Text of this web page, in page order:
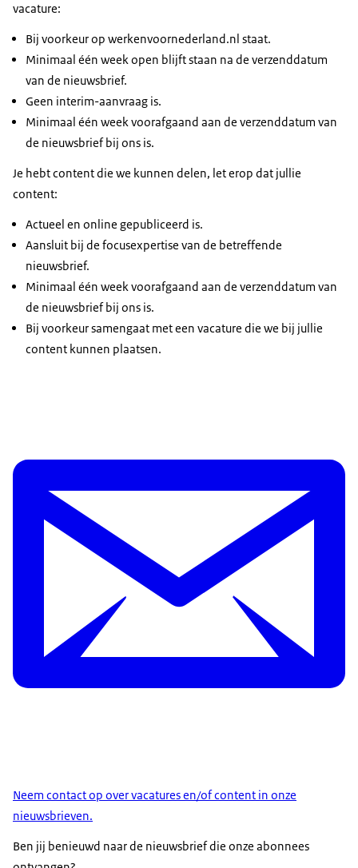
vacature:
Bij voorkeurop werkenvoornederland.nl staat.
Minimaal één week open blijft staan na de verzenddatum
van de nieuwsbrief.
Geen interim-aanvraag is.
Minimaal één week voorafgaand aan de verzenddatum van
de nieuwsbrief bij ons is.
Je hebt content die we kunnen delen, let erop dat jullie
content:
Actueel en online gepubliceerd is.
Aansluit bij de focusexpertise van de betreffende
nieuwsbrief.
Minimaal één week voorafgaand aan de verzenddatum van
de nieuwsbrief bij ons is.
Bij voorkeur samengaat met een vacature die we bij jullie
content kunnen plaatsen.
Neem contact op over vacatures en/of content in onze
nieuwsbrieven.
Ben jij benieuwd naar de nieuwsbrief die onze abonnees